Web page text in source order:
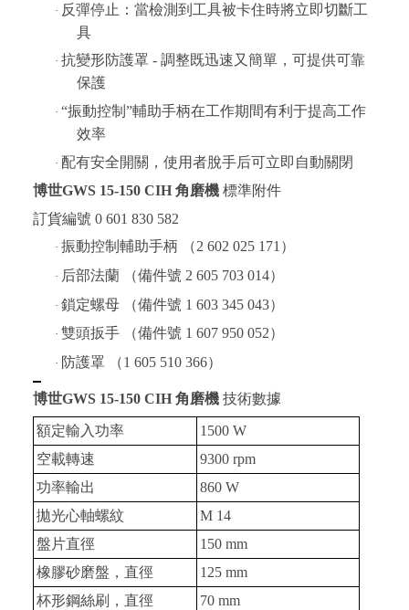
· 反彈停止：當檢測到工具被卡住時將立即切斷工
具
· 抗變形防護罩 - 調整既迅速又簡單，可提供可靠
保護
· “振動控制”輔助手柄在工作期間有利于提高工作
效率
· 配有安全開關，使用者脫手后可立即自動關閉
博世GWS 15-150 CIH 角磨機 標準附件
訂貨編號 0 601 830 582
· 振動控制輔助手柄 （2 602 025 171）
· 后部法蘭 （備件號 2 605 703 014）
· 鎖定螺母 （備件號 1 603 345 043）
· 雙頭扳手 （備件號 1 607 950 052）
· 防護罩 （1 605 510 366）
博世GWS 15-150 CIH 角磨機 技術數據
額定輸入功率
1500 W
空載轉速
9300 rpm
功率輸出
860 W
拋光心軸螺紋
M 14
盤片直徑
150 mm
橡膠砂磨盤，直徑
125 mm
杯形鋼絲刷，直徑
70 mm